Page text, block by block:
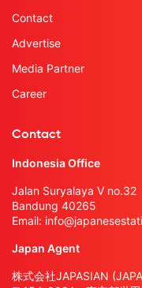
Contact
Advertise
Media Partner
Career
Contact
Indonesia Office
Jalan Suryalaya V no.32
Bandung 40265
Email:
Japan Agent
株式会社JAPASIAN